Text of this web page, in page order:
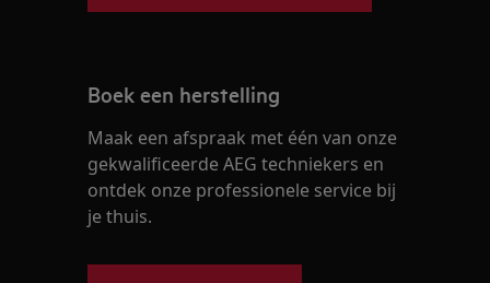
Boek een herstelling
Maak een afspraak met één van onze
gekwalificeerde AEG techniekers en
ontdek onze professionele service bij
je thuis.